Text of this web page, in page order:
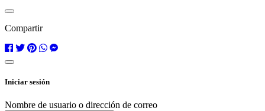
Compartir
Iniciar sesión
Nombre de usuario o dirección de correo